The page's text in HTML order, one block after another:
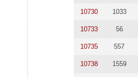
10730 1033
10733 56
10735 557
10738 1559